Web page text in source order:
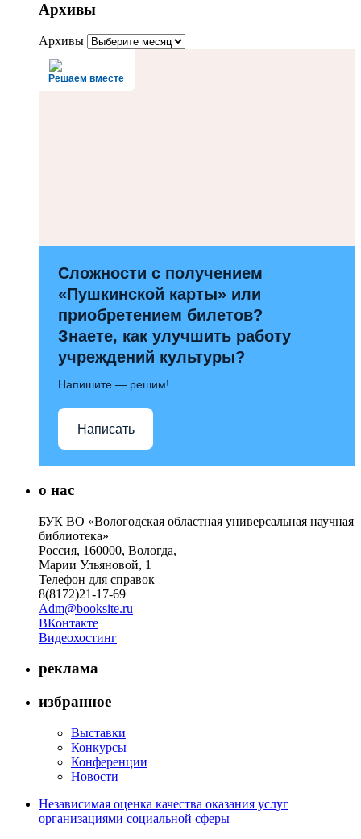
Архивы
Архивы
Решаем вместе
Сложности с получением
«Пушкинской карты» или
приобретением билетов?
Знаете, как улучшить работу
учреждений культуры?
Напишите — решим!
Написать
о нас
БУК ВО «Вологодская областная универсальная научная
библиотека»
Россия, 160000, Вологда,
Марии Ульяновой, 1
Телефон для справок –
8(8172)21-17-69
Adm@booksite.ru
ВКонтакте
Видеохостинг
реклама
избранное
Выставки
Конкурсы
Конференции
Новости
Независимая оценка качества оказания услуг
организациями социальной сферы